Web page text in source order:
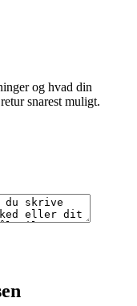
og hvad din
snarest muligt.